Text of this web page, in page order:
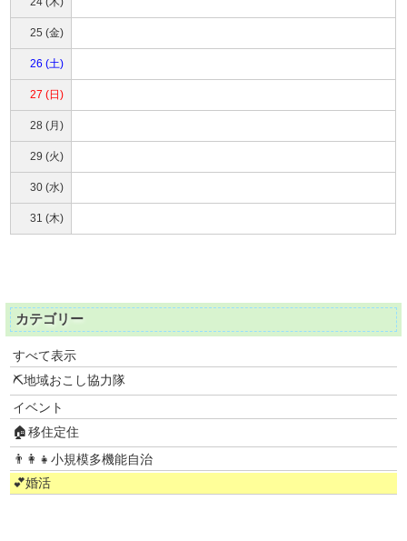
25 (金)
26 (土)
27 (日)
28 (月)
29 (火)
30 (水)
31 (木)
カテゴリー
すべて表示
⛏地域おこし協力隊
イベント
🏠移住定住
👨‍👩‍👧小規模多機能自治
💕婚活